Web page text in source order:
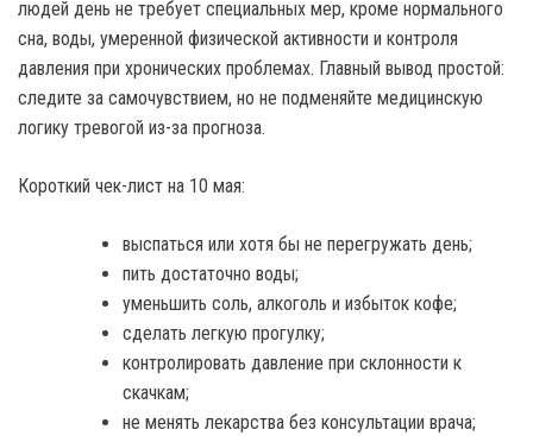
людей день не требует специальных мер, кроме нормального
сна, воды, умеренной физической активности и контроля
давления при хронических проблемах. Главный вывод простой:
следите за самочувствием, но не подменяйте медицинскую
логику тревогой из-за прогноза.
Короткий чек-лист на 10 мая:
выспаться или хотя бы не перегружать день;
пить достаточно воды;
уменьшить соль, алкоголь и избыток кофе;
сделать легкую прогулку;
контролировать давление при склонности к
скачкам;
не менять лекарства без консультации врача;